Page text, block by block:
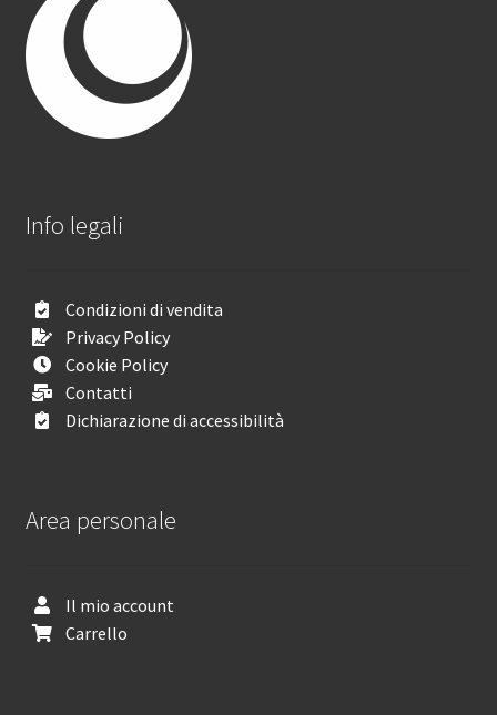
Info legali
Condizioni di vendita
Privacy Policy
Cookie Policy
Contatti
Dichiarazione di accessibilità
Area personale
Il mio account
Carrello